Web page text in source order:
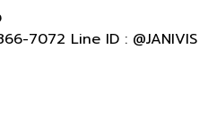
7072 Line ID : @JANIVIS